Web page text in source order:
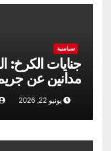
سياسية
جنايات
مدانين عن
الشركة العامة
يونيو 22, 2026